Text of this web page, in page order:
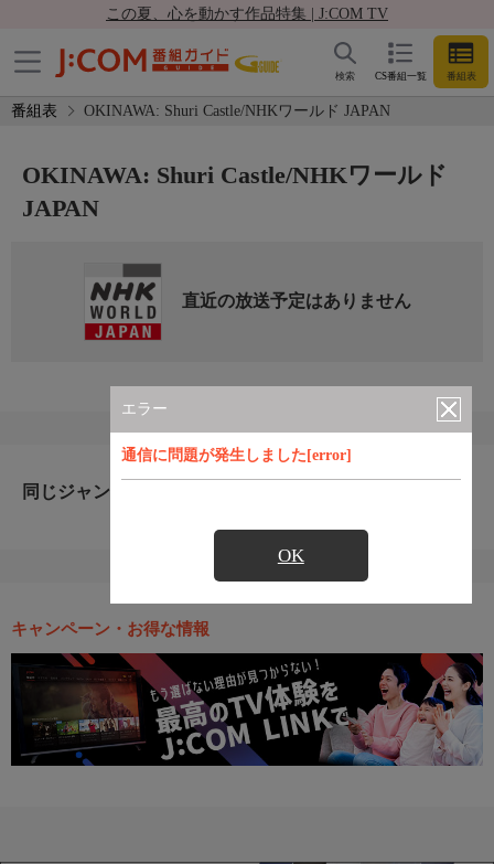
この夏、心を動かす作品特集 | J:COM TV
CS番組一覧 番組表
検索
番組表 OKINAWA: Shuri Castle/NHKワールド JAPAN
エラー
通信に問題が発生しました[error]
OK
OKINAWA: Shuri Castle/NHKワールド
JAPAN
直近の放送予定はありません
同じジャンルのおすすめ番組
キャンペーン・お得な情報